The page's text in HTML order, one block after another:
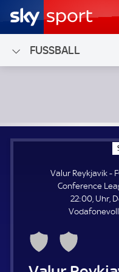
FUSSBALL
Valur Reykjavik -
Conference
22:00, Uhr,